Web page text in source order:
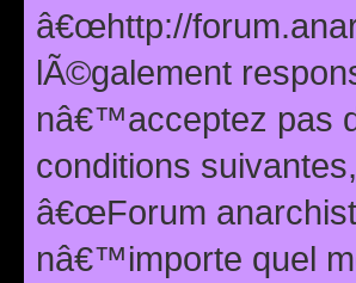
â€œhttp://
lÃ©galement
nâ€™acceptez pas
conditions
â€œForum
nâ€™importe quel